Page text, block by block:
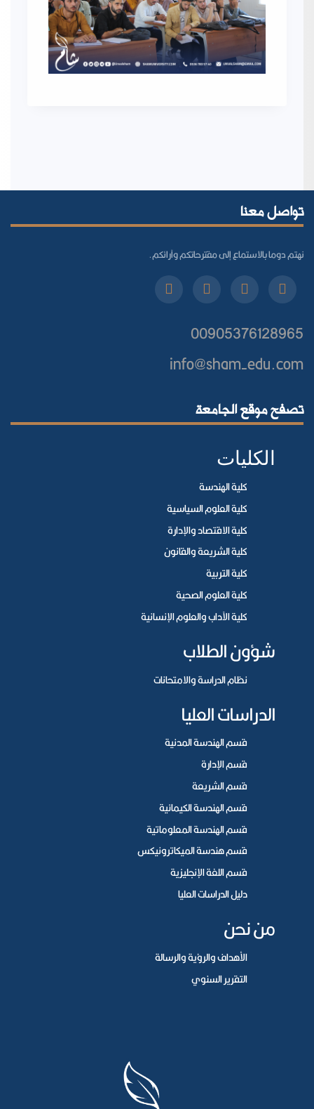
تواصل معنا
نهتم دوما بالاستماع إلى مقترحاتكم وآرائكم.
00905376128965
info@sham-edu.com
تصفح موقع الجامعة
الكليات
كلية الهندسة
كلية العلوم السياسية
كلية الاقتصاد والإدارة
كلية الشريعة والقانون
كلية التربية
كلية العلوم الصحية
كلية الآداب والعلوم الإنسانية
شؤون الطلاب
نظام الدراسة والامتحانات
الدراسات العليا
قسم الهندسة المدنية
قسم الإدارة
قسم الشريعة
قسم الهندسة الكيمائية
قسم الهندسة المعلوماتية
قسم هندسة الميكاترونيكس
قسم اللغة الإنجليزية
دليل الدراسات العليا
من نحن
الأهداف والرؤية والرسالة
التقرير السنوي